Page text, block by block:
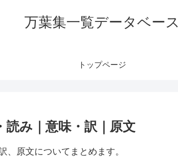
万葉集一覧データベース
トップページ
読み｜意味・訳｜原文
原文についてまとめます。